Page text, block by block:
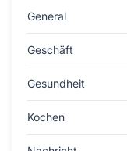
General
Geschäft
Gesundheit
Kochen